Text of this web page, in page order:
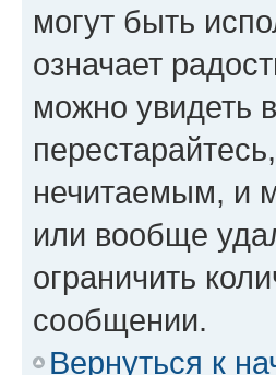
могут быть
означает
можно увидеть
нечитаемым, и
или вообще
ограничить
сообщении.
Вернуться к